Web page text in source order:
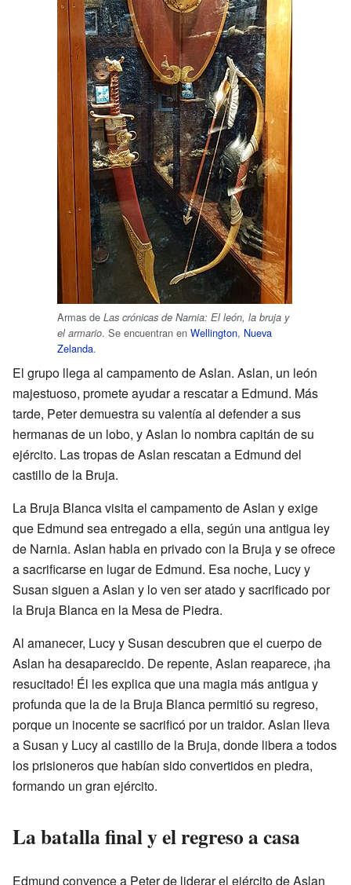
Armas de Las crónicas de Narnia: El león, la bruja y
el armario. Se encuentran en Wellington, Nueva
Zelanda.
El grupo llega al campamento de Aslan. Aslan, un león
majestuoso, promete ayudar a rescatar a Edmund. Más
tarde, Peter demuestra su valentía al defender a sus
hermanas de un lobo, y Aslan lo nombra capitán de su
ejército. Las tropas de Aslan rescatan a Edmund del
castillo de la Bruja.
La Bruja Blanca visita el campamento de Aslan y exige
que Edmund sea entregado a ella, según una antigua ley
de Narnia. Aslan habla en privado con la Bruja y se ofrece
a sacrificarse en lugar de Edmund. Esa noche, Lucy y
Susan siguen a Aslan y lo ven ser atado y sacrificado por
la Bruja Blanca en la Mesa de Piedra.
Al amanecer, Lucy y Susan descubren que el cuerpo de
Aslan ha desaparecido. De repente, Aslan reaparece, ¡ha
resucitado! Él les explica que una magia más antigua y
profunda que la de la Bruja Blanca permitió su regreso,
porque un inocente se sacrificó por un traidor. Aslan lleva
a Susan y Lucy al castillo de la Bruja, donde libera a todos
los prisioneros que habían sido convertidos en piedra,
formando un gran ejército.
La batalla final y el regreso a casa
Edmund convence a Peter de liderar el ejército de Aslan